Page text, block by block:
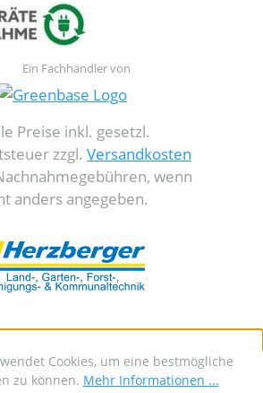
Ein Fachhändler von
Preise inkl. gesetzl.
zzgl. Versandkosten
wenn
anders angegeben.
Cookies, um eine bestmögliche
zu können. Mehr Informationen ...